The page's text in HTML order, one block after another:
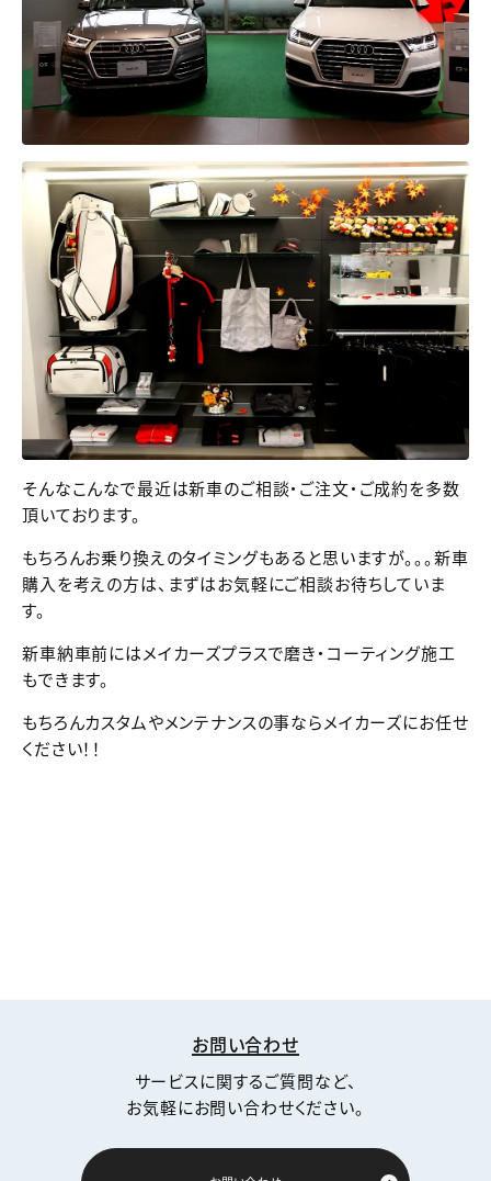
そんなこんなで最近は新車のご相談・ご注文・ご成約を多数
頂いております。
もちろんお乗り換えのタイミングもあると思いますが。。。新車
購入を考えの方は、まずはお気軽にご相談お待ちしていま
す。
新車納車前にはメイカーズプラスで磨き・コーティング施工
もできます。
もちろんカスタムやメンテナンスの事ならメイカーズにお任せ
ください！！
お問い合わせ
サービスに関するご質問など、
お気軽にお問い合わせください。